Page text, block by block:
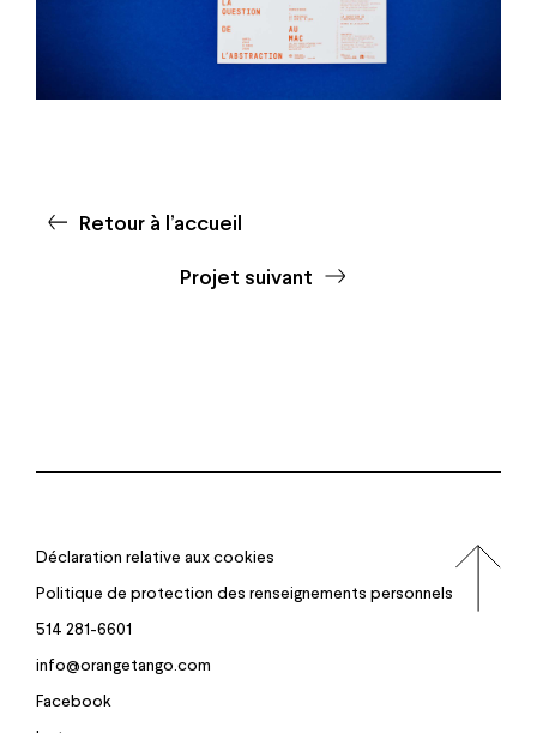
Retour à l’accueil
Projet suivant
Déclaration relative aux cookies
Politique de protection des renseignements personnels
514 281-6601
info@orangetango.com
Facebook